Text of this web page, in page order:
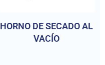
HORNO DE SECADO AL
VACÍO